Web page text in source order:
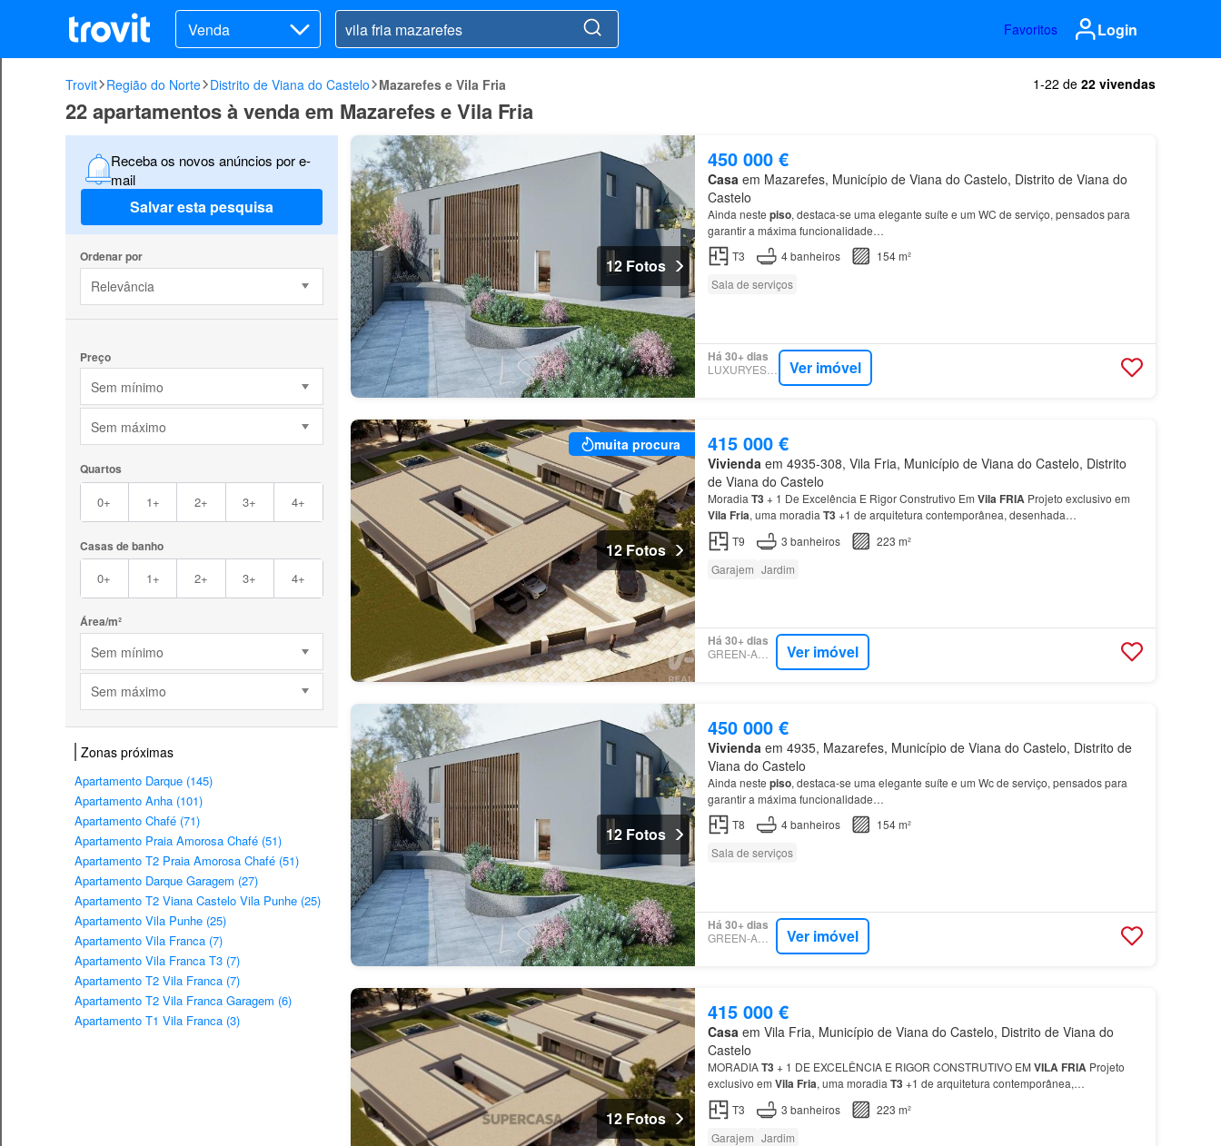
Venda Favoritos Login
Trovit Região do Norte Distrito de Viana do Castelo Mazarefes e Vila Fria 1-22 de 22 vivendas
22 apartamentos à venda em Mazarefes e Vila Fria
Receba os novos anúncios por e-
mail
Salvar esta pesquisa
Ordenar por
Relevância
Preço
Sem mínimo
Sem máximo
Quartos
0+ 1+ 2+ 3+ 4+
Casas de banho
0+ 1+ 2+ 3+ 4+
Área/m²
Sem mínimo
Sem máximo
Zonas próximas
Apartamento Darque (145)
Apartamento Anha (101)
Apartamento Chafé (71)
Apartamento Praia Amorosa Chafé (51)
Apartamento T2 Praia Amorosa Chafé (51)
Apartamento Darque Garagem (27)
Apartamento T2 Viana Castelo Vila Punhe (25)
Apartamento Vila Punhe (25)
Apartamento Vila Franca (7)
Apartamento Vila Franca T3 (7)
Apartamento T2 Vila Franca (7)
Apartamento T2 Vila Franca Garagem (6)
Apartamento T1 Vila Franca (3)
12 Fotos
450 000 €
Casaem Mazarefes, Município de Viana do Castelo, Distrito de Viana do
Castelo
Ainda neste piso, destaca-se uma elegante suíte e um WC de serviço, pensados para
garantir a máxima funcionalidade…
T3
4banheiros
154 m²
Sala de serviços
Há 30+ dias
LUXURYESTATE Ver imóvel
muita procura
12 Fotos
415 000 €
Vivienda em 4935-308, Vila Fria, Município de Viana do Castelo, Distrito
de Viana do Castelo
Moradia T3+ 1 De Excelência E Rigor Construtivo Em Vila FRIA Projeto exclusivo em
Vila Fria, uma moradia T3+1 de arquitetura contemporânea, desenhada…
T9
3 banheiros
223 m²
Garajem Jardim
Há 30+ dias
GREEN-ACRES Ver imóvel
12 Fotos
450 000 €
Vivienda em 4935, Mazarefes, Município de Viana do Castelo, Distrito de
Viana do Castelo
Ainda neste piso, destaca-se uma elegante suíte e um Wc de serviço, pensados para
garantir a máxima funcionalidade…
T8
4banheiros
154 m²
Sala de serviços
Há 30+ dias
GREEN-ACRES Ver imóvel
12 Fotos
415 000 €
Casa em Vila Fria, Município de Viana do Castelo, Distrito de Viana do
Castelo
MORADIAT3+ 1 DE EXCELÊNCIA E RIGOR CONSTRUTIVO EM VILA FRIA Projeto
exclusivo em Vila Fria, uma moradia T3+1 de arquitetura contemporânea,
desenhada…
T3 3 banheiros
223 m²
Garajem Jardim